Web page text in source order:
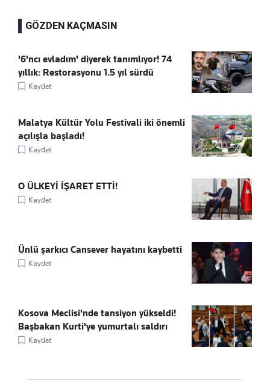
GÖZDEN KAÇMASIN
'6'ncı evladım' diyerek tanımlıyor! 74
yıllık: Restorasyonu 1.5 yıl sürdü
Kaydet
Malatya Kültür Yolu Festivali iki önemli
açılışla başladı!
Kaydet
O ÜLKEYİ İŞARET ETTİ!
Kaydet
Ünlü şarkıcı Cansever hayatını kaybetti
Kaydet
Kosova Meclisi'nde tansiyon yükseldi!
Başbakan Kurti'ye yumurtalı saldırı
Kaydet